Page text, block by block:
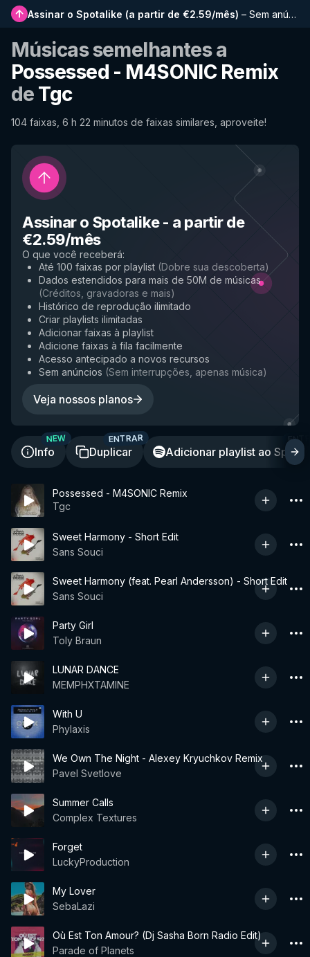
Assinar o Spotalike (a partir de €2.59/mês) – Sem anúncios, playlists mais longas, histórico completo e acesso antecipado a novos recursos
Músicas semelhantes a
Possessed - M4SONIC Remix
de Tgc
104 faixas, 6 h 22 minutos de faixas similares, aproveite!
Assinar o Spotalike- a partir de
€2.59/mês
O que você receberá:
Até 100 faixas por playlist (Dobre sua descoberta)
Dados estendidos para mais de 50M de músicas
(Créditos, gravadoras e mais)
Histórico de reprodução ilimitado
Criar playlists ilimitadas
Adicionar faixas à playlist
Adicione faixas à fila facilmente
Acesso antecipado a novos recursos
Sem anúncios (Sem interrupções, apenas música)
Veja nossos planos
Info
NEW
Duplicar
ENTRAR
Adicionar playlist ao
Possessed - M4SONIC Remix
Tgc
Sweet Harmony - Short Edit
Sans Souci
Sweet Harmony (feat. Pearl Andersson) - Short Edit
Sans Souci
Party Girl
Toly Braun
LUNAR DANCE
MEMPHXTAMINE
With U
Phylaxis
We Own The Night - Alexey Kryuchkov Remix
Pavel Svetlove
Summer Calls
Complex Textures
Forget
LuckyProduction
My Lover
SebaLazi
Où Est Ton Amour? (Dj Sasha Born Radio Edit)
Parade of Planets